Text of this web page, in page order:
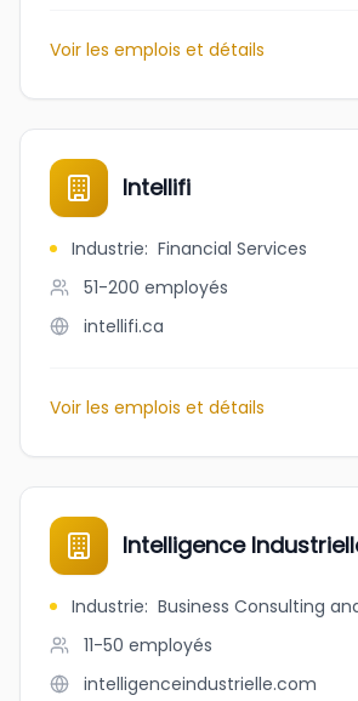
Voir les emplois et détails
Intellifi
Industrie: Financial Services
51-200 employés
intellifi.ca
Voir les emplois et détails
Intelligence
Industrie: Business Consulting
11-50 employés
intelligenceindustrielle.com